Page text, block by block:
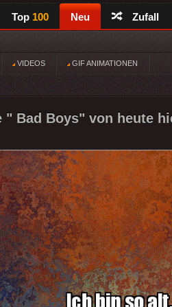
Top 100 Neu Zufall
VIDEOS GIF ANIMATIONEN
Bad Boys" von heute